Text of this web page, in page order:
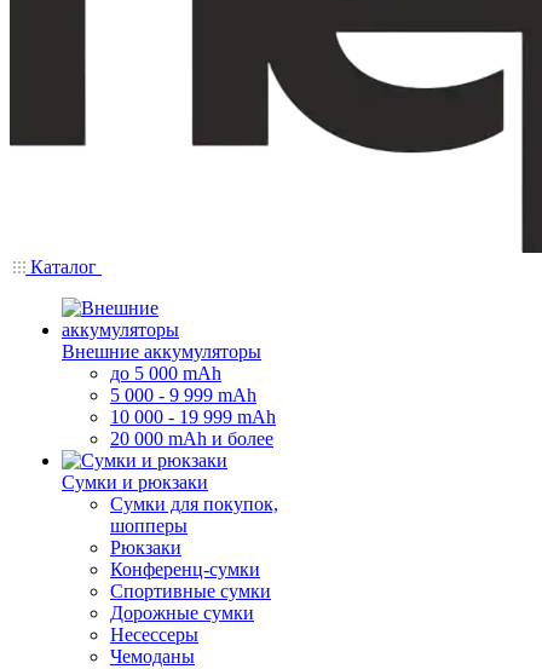
Каталог
Внешние аккумуляторы
до 5 000 mAh
5 000 - 9 999 mAh
10 000 - 19 999 mAh
20 000 mAh и более
Сумки и рюкзаки
Сумки для покупок,
шопперы
Рюкзаки
Конференц-сумки
Спортивные сумки
Дорожные сумки
Несессеры
Чемоданы